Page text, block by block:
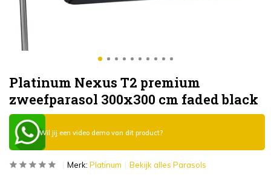
Platinum Nexus T2 premium
zweefparasol 300x300 cm faded black
Wil jij een video demo van dit product?
Merk: Platinum Bekijk alles Parasols